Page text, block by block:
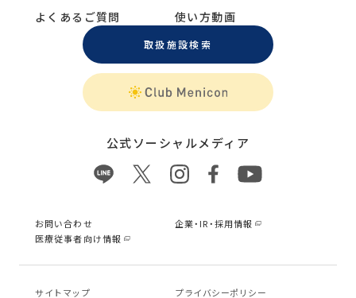
よくあるご質問 使い方動画
取扱施設検索
公式ソーシャルメディア
お問い合わせ
企業・IR・採用情報
医療従事者向け情報
サイトマップ プライバシーポリシー